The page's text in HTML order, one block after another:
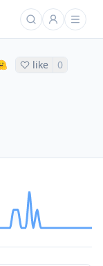
like 0